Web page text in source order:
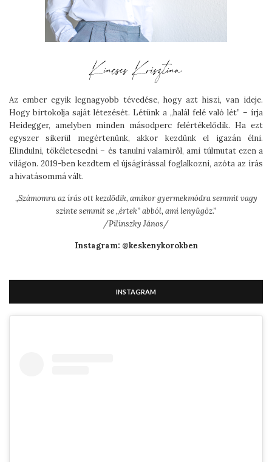
Az ember egyik legnagyobb tévedése, hogy azt hiszi, van ideje.
Hogy birtokolja saját létezését. Létünk a „halál felé való lét” – írja
Heidegger, amelyben minden másodperc felértékelődik. Ha ezt
egyszer sikerül megértenünk, akkor kezdünk el igazán élni.
Elindulni, tökéletesedni – és tanulni valamiről, ami túlmutat ezen a
világon. 2019-ben kezdtem el újságírással foglalkozni, azóta az írás
a hivatásommá vált.
„Számomra az írás ott kezdődik, amikor gyermekmódra semmit vagy
szinte semmit se „értek” abból, ami lenyűgöz.”
/Pilinszky János/
Instagram: @keskenykorokben
INSTAGRAM